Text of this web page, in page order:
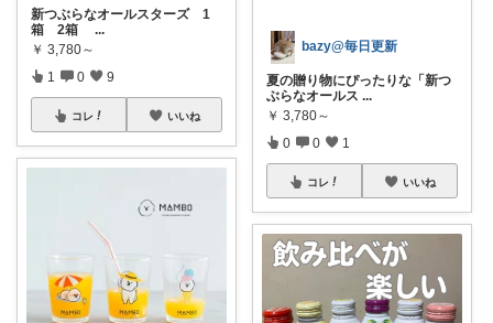
新つぶらなオールスターズ 1
箱 2箱 ...
￥ 3,780～
1 0 9
コレ いいね
bazy@毎日更新
夏の贈り物にぴったりな「新つ
ぶらなオールス ...
￥ 3,780～
0 0 1
コレ いいね